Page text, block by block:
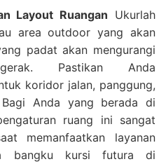
Layout Ruangan Ukurlah
area outdoor yang akan
padat akan mengurangi
Pastikan Anda
koridor jalan, panggung,
Anda yang berada di
ruang ini sangat
memanfaatkan layanan
bangku kursi futura di